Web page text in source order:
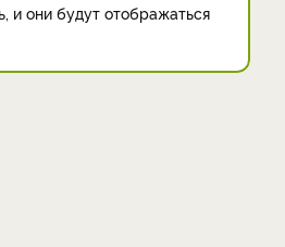
и они будут отображаться